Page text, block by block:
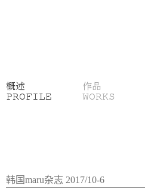
概述
PROFILE
作品
WORKS
韩国maru杂志 2017/10-6